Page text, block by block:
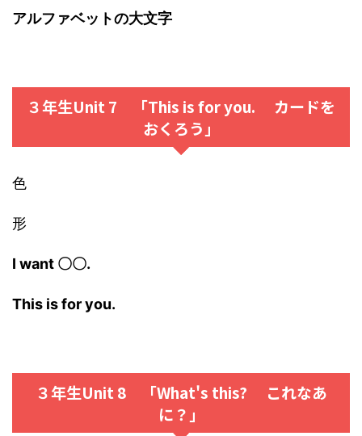
アルファベットの大文字
３年生Unit 7 「This is for you. カードを
おくろう」
色
形
I want 〇〇.
This is for you.
３年生Unit 8 「What's this? これなあ
に？」